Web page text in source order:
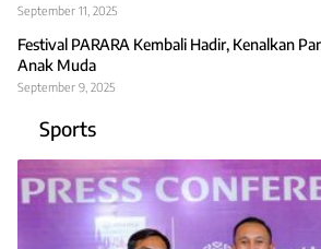
September 11, 2025
Festival PARARA Kembali Hadir, Kenalkan
Anak Muda
September 9, 2025
Sports